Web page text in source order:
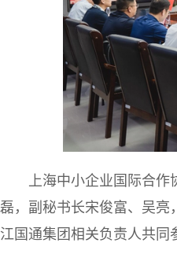
上海中小企业国际合作
磊，副秘书长宋俊富、吴亮
江国通集团相关负责人共同